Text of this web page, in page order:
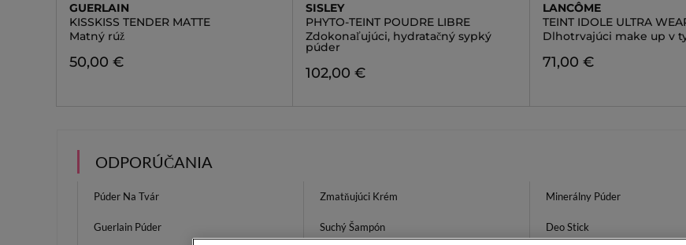
GUERLAIN
KISSKISS TENDER MATTE
Matný rúž
50,00 €
SISLEY
PHYTO-TEINT POUDRE LIBRE
Zdokonaľujúci, hydratačný sypký
púder
102,00 €
LANCÔME
TEINT IDOLE ULTRA
Dlhotrvajúci make up v
71,00 €
ODPORÚČANIA
Púder Na Tvár Zmatňujúci Krém Minerálny Púder
Guerlain Púder Suchý Šampón Deo Stick